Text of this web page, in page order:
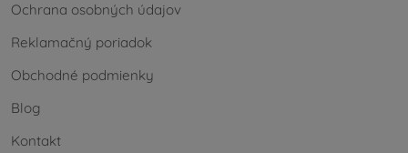
Ochrana osobných údajov
Reklamačný poriadok
Obchodné podmienky
Blog
Kontakt